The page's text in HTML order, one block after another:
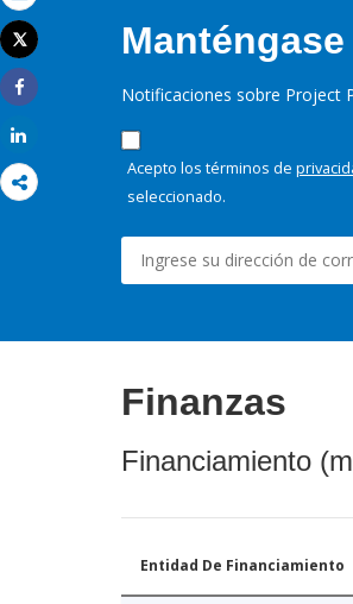
Correo electrónico
Imprimir
Tweet
Share
Notificaciones sobre Project
Acepto los términos de
seleccionado.
Finanzas
Financiamiento
Entidad De Financiamiento